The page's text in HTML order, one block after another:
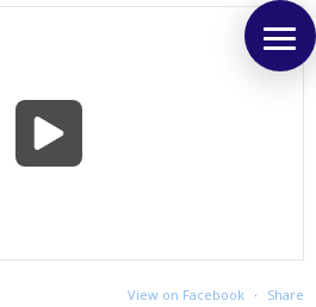
View on Facebook · Share